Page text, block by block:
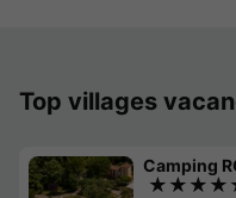
Top villages
Camping